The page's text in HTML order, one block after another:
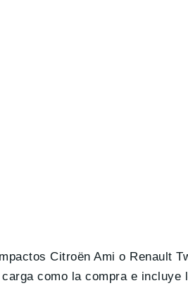
Citroën Ami o Renault
como la compra e